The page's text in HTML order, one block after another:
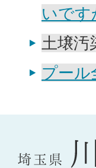
いです
土壌汚
プール